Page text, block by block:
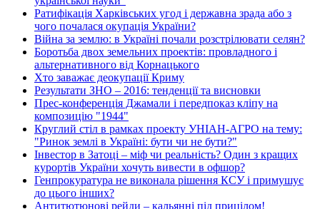
Ратифікація Харківських угод і державна зрада або з
чого почалася окупація України?
Війна за землю: в Україні почали розстрілювати селян?
Боротьба двох земельних проектів: провладного і
альтернативного від Корнацького
Хто заважає деокупації Криму
Результати ЗНО – 2016: тенденції та висновки
Прес-конференція Джамали і передпоказ кліпу на
композицію "1944"
Круглий стіл в рамках проекту УНІАН-АГРО на тему:
"Ринок землі в Україні: бути чи не бути?"
Інвестор в Затоці – міф чи реальність? Один з кращих
курортів України хочуть вивести в офшор?
Генпрокуратура не виконала рішення КСУ і примушує
до цього інших?
Антитютюнові рейди – кальянні під прицілом!